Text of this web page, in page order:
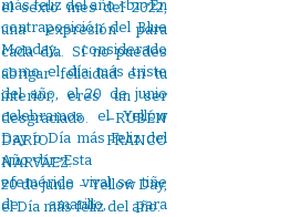
el sexto mes del 2022,
una expresión para
cada día. Sí no puedes
abrigar felicidad en tu
interior, eres un ser
desgraciado. –RUBÉN
DARÍO FRANCO
NARVÁEZ.
20 de junio – Yellow Day,
el Día más feliz del año.